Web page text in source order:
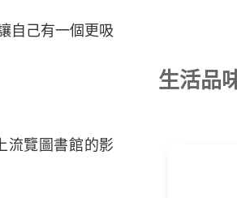
自己有一個更吸
覽圖書館的影
生活品